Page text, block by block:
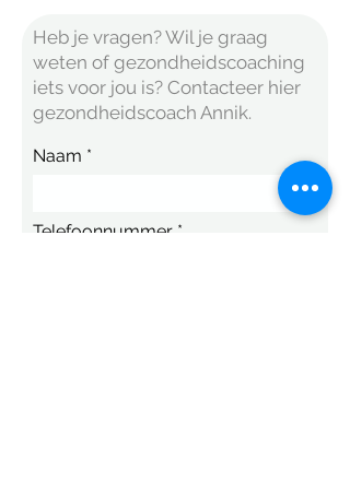
Heb je vragen? Wil je graag
weten of gezondheidscoaching
iets voor jou is? Contacteer hier
gezondheidscoach Annik.
Naam
Telefoonnummer